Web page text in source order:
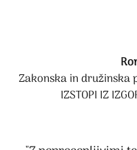
Zakonska in družinska
IZSTOPI IZ